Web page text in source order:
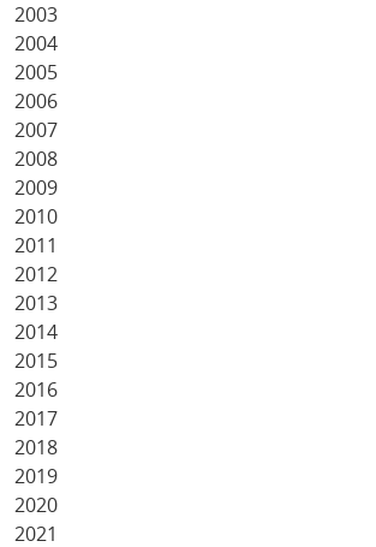
2003
2004
2005
2006
2007
2008
2009
2010
2011
2012
2013
2014
2015
2016
2017
2018
2019
2020
2021